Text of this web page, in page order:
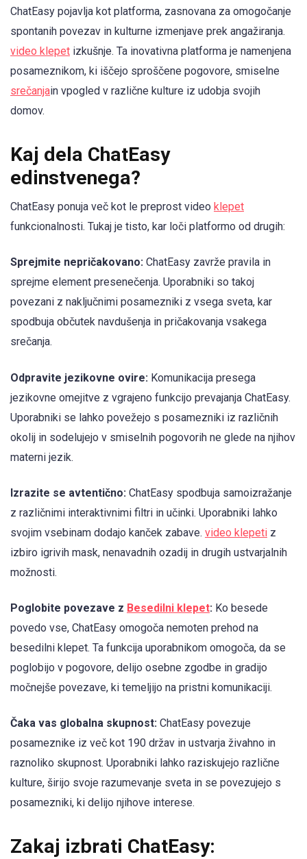
ChatEasy pojavlja kot platforma, zasnovana za omogočanje
spontanih povezav in kulturne izmenjave prek angažiranja.
video klepet izkušnje. Ta inovativna platforma je namenjena
posameznikom, ki iščejo sproščene pogovore, smiselne
srečanjain vpogled v različne kulture iz udobja svojih
domov.
Kaj dela ChatEasy
edinstvenega?
ChatEasy ponuja več kot le preprost video klepet
funkcionalnosti. Tukaj je tisto, kar loči platformo od drugih:
Sprejmite nepričakovano: ChatEasy zavrže pravila in
sprejme element presenečenja. Uporabniki so takoj
povezani z naključnimi posamezniki z vsega sveta, kar
spodbuja občutek navdušenja in pričakovanja vsakega
srečanja.
Odpravite jezikovne ovire: Komunikacija presega
jezikovne omejitve z vgrajeno funkcijo prevajanja ChatEasy.
Uporabniki se lahko povežejo s posamezniki iz različnih
okolij in sodelujejo v smiselnih pogovorih ne glede na njihov
materni jezik.
Izrazite se avtentično: ChatEasy spodbuja samoizražanje
z različnimi interaktivnimi filtri in učinki. Uporabniki lahko
svojim vsebinam dodajo kanček zabave. video klepeti z
izbiro igrivih mask, nenavadnih ozadij in drugih ustvarjalnih
možnosti.
Poglobite povezave z Besedilni klepet: Ko besede
povedo vse, ChatEasy omogoča nemoten prehod na
besedilni klepet. Ta funkcija uporabnikom omogoča, da se
poglobijo v pogovore, delijo osebne zgodbe in gradijo
močnejše povezave, ki temeljijo na pristni komunikaciji.
Čaka vas globalna skupnost: ChatEasy povezuje
posameznike iz več kot 190 držav in ustvarja živahno in
raznoliko skupnost. Uporabniki lahko raziskujejo različne
kulture, širijo svoje razumevanje sveta in se povezujejo s
posamezniki, ki delijo njihove interese.
Zakaj izbrati ChatEasy: